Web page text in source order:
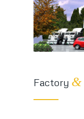
Factory &